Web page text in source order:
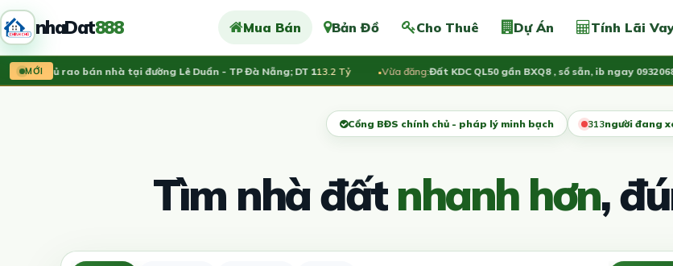
nhaDat888 Mua Bán Bản Đồ Cho Thuê Dự Án Tính Lãi
MỚI
chủ rao bán nhà tại đường Lê Duẩn - TP Đà Nẵng; DT 113.2 Tỷ Vừa đăng:Đất KDC QL50 gần BXQ8 , sổ sẵn, ib ngay 0932068012
Cổng BĐS chính chủ - pháp lý minh bạch 317người đang
Tìm nhà đấtnhanh hơn,